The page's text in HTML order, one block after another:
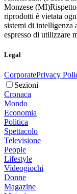
Monzese (MI)
riprodotti è vietata
sistemi di intelligenza
espresso di utilizzare
Legal
CorporatePrivacy
Sezioni
Cronaca
Mondo
Economia
Politica
Spettacolo
Televisione
People
Lifestyle
Videogiochi
Donne
Magazine